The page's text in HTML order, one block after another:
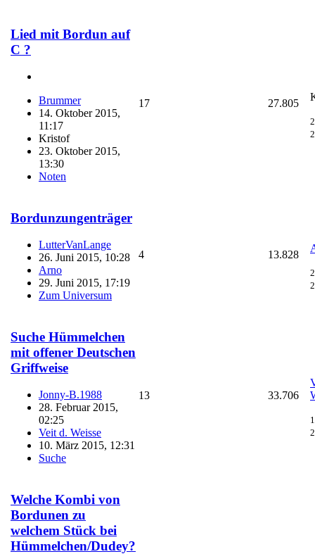
Lied mit Bordun auf
C ?
Brummer
14. Oktober 2015,
11:17
Kristof
23. Oktober 2015,
13:30
Noten
17 27.805
Bordunzungenträger
LutterVanLange
26. Juni 2015, 10:28
Arno
29. Juni 2015, 17:19
Zum Universum
4 13.828
Suche Hümmelchen
mit offener Deutschen
Griffweise
Jonny-B.1988
28. Februar 2015,
02:25
Veit d. Weisse
10. März 2015, 12:31
Suche
13 33.706
Welche Kombi von
Bordunen zu
welchem Stück bei
Hümmelchen/Dudey?